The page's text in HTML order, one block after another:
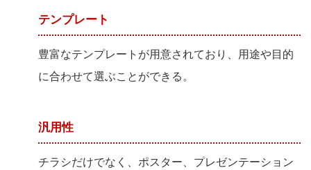
テンプレート
豊富なテンプレートが用意されており、用途や目的
に合わせて選ぶことができる。
汎用性
チラシだけでなく、ポスター、プレゼンテーション